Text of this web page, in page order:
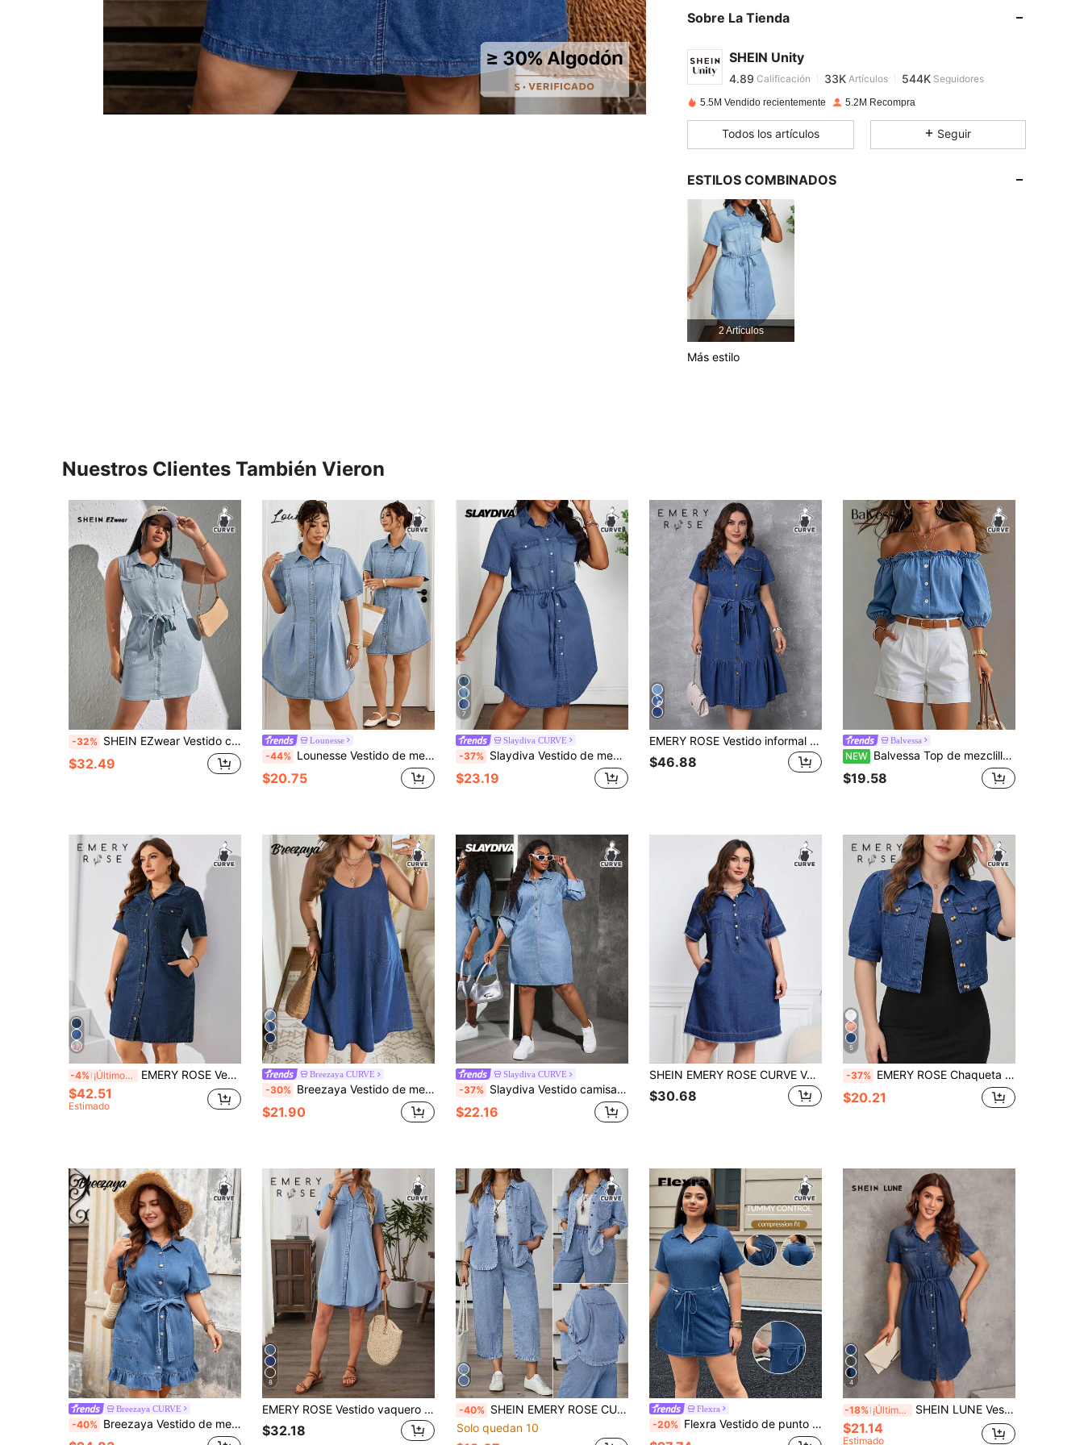
Sobre La Tienda
SHEIN Unity
4.89
5***8seguidoHace 1 horas
33K
4.89
33K
544K
4.89
5.5M Vendido recientemente 5.2M Recompra
Todos los artículos Seguir
ESTILOS COMBINADOS
2 Artículos
Más estilo
Nuestros Clientes También Vieron
-32% SHEIN EZwear Vestido corto de mezclilla sin mangas para mujer de talla grande
$32.49
Lounesse
-44% Lounesse Vestido de mezclilla casual de manga corta y abotonadura sencilla para mujer de talla grande
$20.75
7
Slaydiva CURVE
-37% Slaydiva Vestido de mezclilla casual con manga corta, abotonado sencillo y cinturón para mujer de talla grande
$23.19
EMERY ROSE Vestido informal de mezclilla con botones frontales y tamaño grande para Primavera y Verano
$46.88
Balvessa
NEW Balvessa Top de mezclilla con hombros descubiertos talla grande para vacaciones y uso casual
$19.58
-4% ¡Últimos 3 días EMERY ROSE Vestido de mezclilla con solapa y bolsillo delantero con botones para el verano en tallas grandes
$42.51
Estimado
5
Breezaya CURVE
-30% Breezaya Vestido de mezclilla casual holgado sin mangas con diseño de bolsillos para mujer talla grande
$21.90
Slaydiva CURVE
-37% Slaydiva Vestido camisa de manga larga de mezclilla de talla grande, azul casual
$22.16
SHEIN EMERY ROSE CURVE Vestido midi de verano informal con botones y hombros caídos de tela vaquera para mujer de talla grande
$30.68
5
-37% EMERY ROSE Chaqueta vaquera corta con botones y mangas abullonadas para mujer de talla grande
$20.21
Breezaya CURVE
-40% Breezaya Vestido de mezclilla casual con volantes en el bajo y cierre de botones delantero para mujer de talla grande
8
EMERY ROSE Vestido vaquero casual con botones delanteros para tallas grandes
$32.18
-40% SHEIN EMERY ROSE CURVE Blusa de mezclilla lavada informal de talla grande
Solo quedan 10
Flexra
-20% Flexra Vestido de punto vaquero elástico casual de talla grande para mujer, verano
4
-18% ¡Últimos 3 días SHEIN LUNE Vestido de mujer casual con efecto de mezclilla, cintura con cordón y botones delanteros. Vestido de verano de mezclilla para mujer, vestido de camisa vaquera, informal
$21.14
Estimado